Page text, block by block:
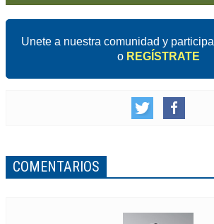
Unete a nuestra comunidad y participa
o REGÍSTRATE
COMENTARIOS